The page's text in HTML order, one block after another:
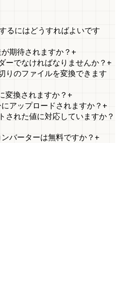
るにはどうすればよいです
期待されますか？ +
ーでなければなりませんか？ +
りのファイルを変換できます
変換されますか？ +
アップロードされますか？ +
された値に対応していますか？
バーターは無料ですか？ +